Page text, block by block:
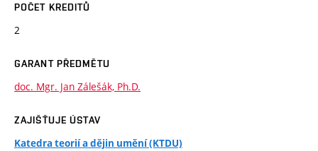
POČET KREDITŮ
2
GARANT PŘEDMĚTU
doc. Mgr. Jan Zálešák, Ph.D.
ZAJIŠŤUJE ÚSTAV
Katedra teorií a dějin umění (KTDU)